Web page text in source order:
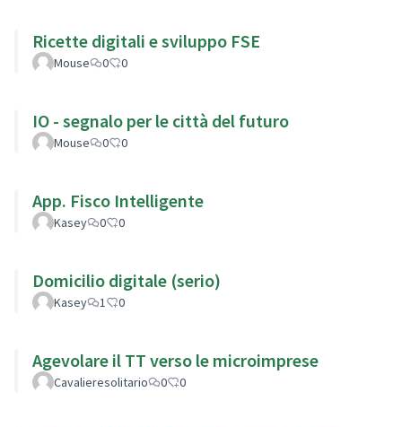
Ricette digitali e sviluppo FSE
Mouse 0 0
IO - segnalo per le città del futuro
Mouse 0 0
App. Fisco Intelligente
Kasey 0 0
Domicilio digitale (serio)
Kasey 1 0
Agevolare il TT verso le microimprese
Cavalieresolitario 0 0